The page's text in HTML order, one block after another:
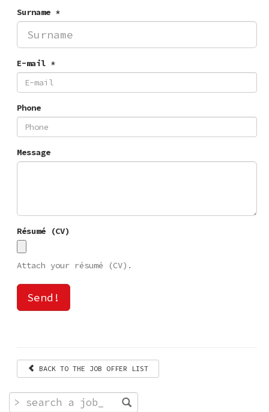
Surname *
E-mail *
Phone
Message
Résumé (CV)
Attach your résumé (CV).
Send!
BACK TO THE JOB OFFER LIST